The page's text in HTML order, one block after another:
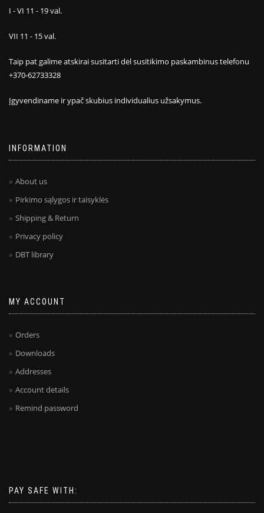
I - VI 11 - 19 val.
VII 11 - 15 val.
Taip pat galime atskirai susitarti dėl susitikimo paskambinus telefonu
+370-62733328
Įgyvendiname ir ypač skubius individualius užsakymus.
INFORMATION
About us
Pirkimo sąlygos ir taisyklės
Shipping & Return
Privacy policy
DBT library
MY ACCOUNT
Orders
Downloads
Addresses
Account details
Remind password
PAY SAFE WITH: